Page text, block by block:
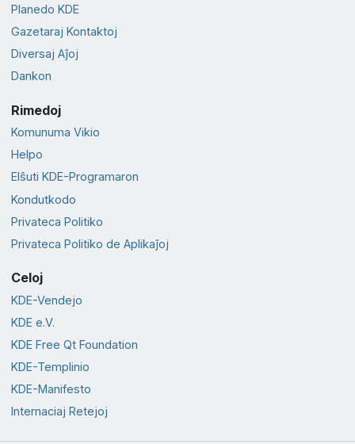
Planedo KDE
Gazetaraj Kontaktoj
Diversaj Aĵoj
Dankon
Rimedoj
Komunuma Vikio
Helpo
Elŝuti KDE-Programaron
Kondutkodo
Privateca Politiko
Privateca Politiko de Aplikaĵoj
Celoj
KDE-Vendejo
KDE e.V.
KDE Free Qt Foundation
KDE-Templinio
KDE-Manifesto
Internaciaj Retejoj